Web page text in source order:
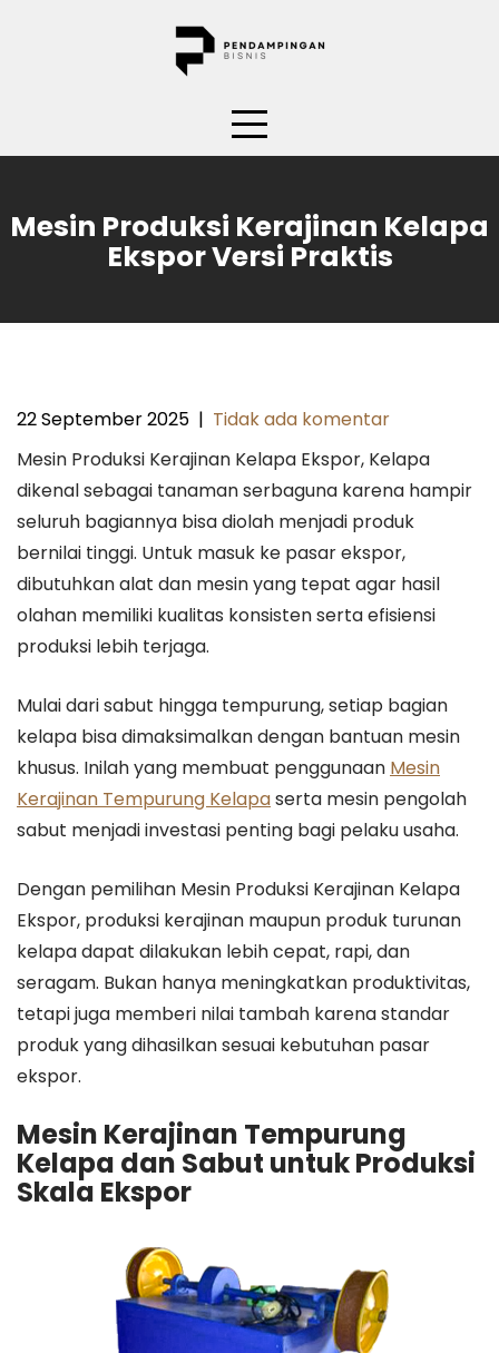
Mesin Produksi Kerajinan Kelapa
Ekspor Versi Praktis
22 September 2025 | Tidak ada komentar
Mesin Produksi Kerajinan Kelapa Ekspor, Kelapa
dikenal sebagai tanaman serbaguna karena hampir
seluruh bagiannya bisa diolah menjadi produk
bernilai tinggi. Untuk masuk ke pasar ekspor,
dibutuhkan alat dan mesin yang tepat agar hasil
olahan memiliki kualitas konsisten serta efisiensi
produksi lebih terjaga.
Mulai dari sabut hingga tempurung, setiap bagian
kelapa bisa dimaksimalkan dengan bantuan mesin
khusus. Inilah yang membuat penggunaan Mesin
Kerajinan Tempurung Kelapaserta mesin pengolah
sabut menjadi investasi penting bagi pelaku usaha.
Dengan pemilihan Mesin Produksi Kerajinan Kelapa
Ekspor, produksi kerajinan maupun produk turunan
kelapa dapat dilakukan lebih cepat, rapi, dan
seragam. Bukan hanya meningkatkan produktivitas,
tetapi juga memberi nilai tambah karena standar
produk yang dihasilkan sesuai kebutuhan pasar
ekspor.
Mesin Kerajinan Tempurung
Kelapa dan Sabut untuk Produksi
Skala Ekspor